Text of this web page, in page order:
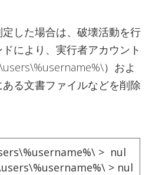
した場合は、破壊活動を行
により、実行者アカウント
）およ
る文書ファイルなどを削除
> nul
> nul